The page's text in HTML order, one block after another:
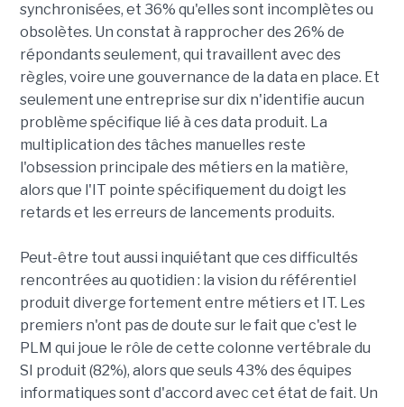
synchronisées, et 36% qu'elles sont incomplètes ou
obsolètes. Un constat à rapprocher des 26% de
répondants seulement, qui travaillent avec des
règles, voire une gouvernance de la data en place. Et
seulement une entreprise sur dix n'identifie aucun
problème spécifique lié à ces data produit. La
multiplication des tâches manuelles reste
l'obsession principale des métiers en la matière,
alors que l'IT pointe spécifiquement du doigt les
retards et les erreurs de lancements produits.
Peut-être tout aussi inquiétant que ces difficultés
rencontrées au quotidien : la vision du référentiel
produit diverge fortement entre métiers et IT. Les
premiers n'ont pas de doute sur le fait que c'est le
PLM qui joue le rôle de cette colonne vertébrale du
SI produit (82%), alors que seuls 43% des équipes
informatiques sont d'accord avec cet état de fait. Un